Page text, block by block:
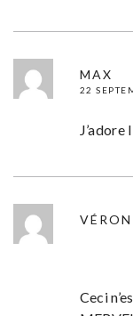
MAX
22
J’adore
Ceci